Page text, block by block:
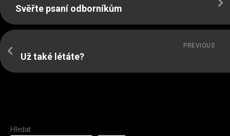
Svěřte psaní odborníkům
PREVIOUS
Už také létáte?
Hledat